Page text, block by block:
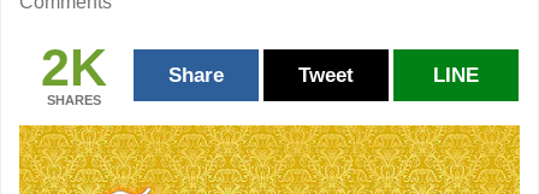
2K
SHARES
Share Tweet LINE